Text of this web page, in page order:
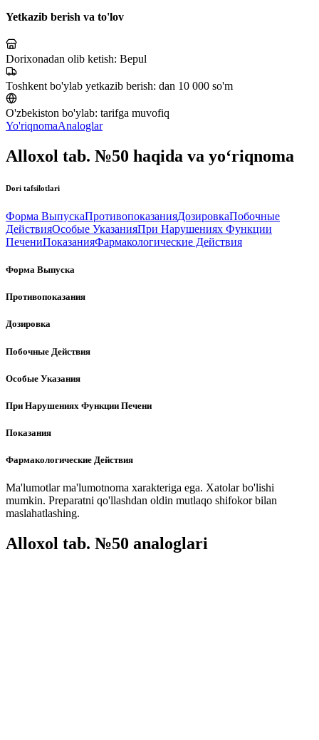
Yetkazib berish va to'lov
Dorixonadan olib ketish: Bepul
Toshkent bo'ylab yetkazib berish: dan 10 000 so'm
O'zbekiston bo'ylab: tarifga muvofiq
Yo'riqnomaAnaloglar
Alloxol tab. №50 haqida va yo‘riqnoma
Dori tafsilotlari
Форма ВыпускаПротивопоказанияДозировкаПобочные
ДействияОсобые УказанияПри Нарушениях Функции
ПечениПоказанияФармакологические Действия
Форма Выпуска
Противопоказания
Дозировка
Побочные Действия
Особые Указания
При Нарушениях Функции Печени
Показания
Фармакологические Действия
Ma'lumotlar ma'lumotnoma xarakteriga ega. Xatolar bo'lishi
mumkin. Preparatni qo'llashdan oldin mutlaqo shifokor bilan
maslahatlashing.
Alloxol tab. №50 analoglari